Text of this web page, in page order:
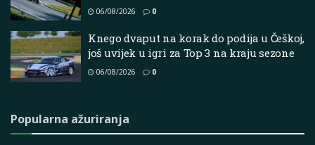
06/08/2026 0
Knego dvaput na korak do podija u Češkoj,
još uvijek u igri za Top 3 na kraju sezone
06/08/2026 0
Popularna ažuriranja